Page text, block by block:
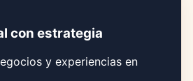
con estrategia
y experiencias en